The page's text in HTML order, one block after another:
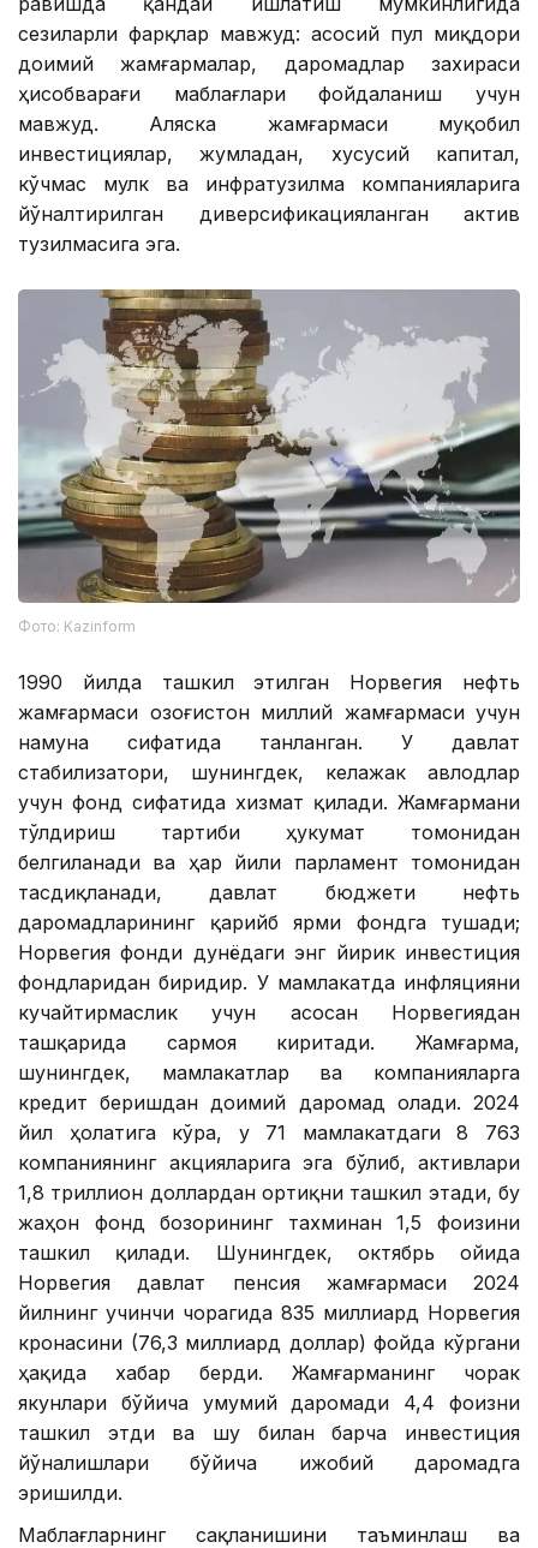
сезиларли фарқлар мавжуд: асосий пул миқдори
доимий жамғармалар, даромадлар захираси
ҳисобварағи маблағлари фойдаланиш учун
мавжуд. Аляска жамғармаси муқобил
инвестициялар, жумладан, хусусий капитал,
кўчмас мулк ва инфратузилма компанияларига
йўналтирилган диверсификацияланган актив
тузилмасига эга.
Фото: Kazinform
1990 йилда ташкил этилган Норвегия нефть
жамғармаси Қозоғистон миллий жамғармаси учун
намуна сифатида танланган. У давлат
стабилизатори, шунингдек, келажак авлодлар
учун фонд сифатида хизмат қилади. Жамғармани
тўлдириш тартиби ҳукумат томонидан
белгиланади ва ҳар йили парламент томонидан
тасдиқланади, давлат бюджети нефть
даромадларининг қарийб ярми фондга тушади;
Норвегия фонди дунёдаги энг йирик инвестиция
фондларидан биридир. У мамлакатда инфляцияни
кучайтирмаслик учун асосан Норвегиядан
ташқарида сармоя киритади. Жамғарма,
шунингдек, мамлакатлар ва компанияларга
кредит беришдан доимий даромад олади. 2024
йил ҳолатига кўра, у 71 мамлакатдаги 8 763
компаниянинг акцияларига эга бўлиб, активлари
1,8 триллион доллардан ортиқни ташкил этади, бу
жаҳон фонд бозорининг тахминан 1,5 фоизини
ташкил қилади. Шунингдек, октябрь ойида
Норвегия давлат пенсия жамғармаси 2024
йилнинг учинчи чорагида 835 миллиард Норвегия
кронасини (76,3 миллиард доллар) фойда кўргани
ҳақида хабар берди. Жамғарманинг чорак
якунлари бўйича умумий даромади 4,4 фоизни
ташкил этди ва шу билан барча инвестиция
йўналишлари бўйича ижобий даромадга
эришилди.
Маблағларнинг сақланишини таъминлаш ва